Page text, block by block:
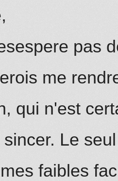
pas
me
qui n'est
Le
faibles